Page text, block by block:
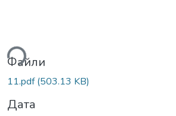
Файли
11.pdf(503.13 KB)
Дата